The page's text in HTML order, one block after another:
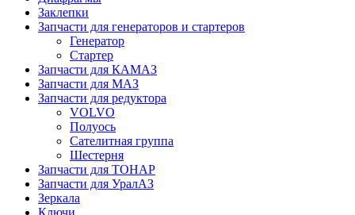
Заклепки
Запчасти для генераторов и стартеров
Генератор
Стартер
Запчасти для КАМАЗ
Запчасти для МАЗ
Запчасти для редуктора
VOLVO
Полуось
Сателитная группа
Шестерня
Запчасти для ТОНАР
Запчасти для УралАЗ
Зеркала
Ключи